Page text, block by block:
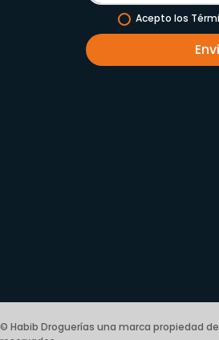
Acepto los
© Habib Droguerías una marca propiedad